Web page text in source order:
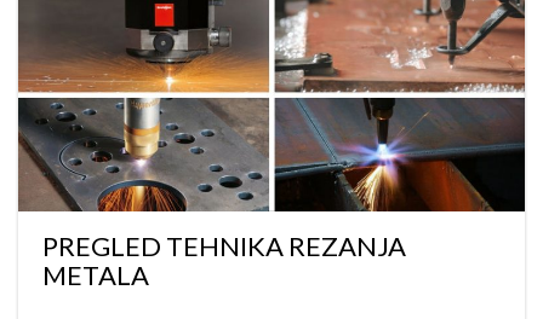
PREGLED TEHNIKA REZANJA
METALA